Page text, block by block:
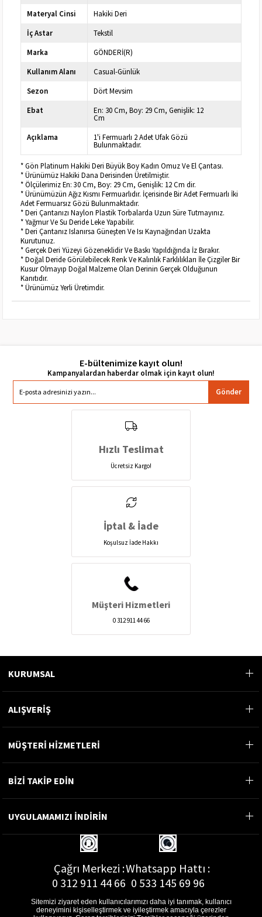
Materyal Cinsi
Hakiki Deri
İç Astar
Tekstil
Marka
GÖNDERİ(R)
Kullanım Alanı
Casual-Günlük
Sezon
Dört Mevsim
Ebat
En: 30 Cm, Boy: 29 Cm, Genişlik: 12
Cm
Açıklama
1'i Fermuarlı 2 Adet Ufak Gözü
Bulunmaktadır.
* Gön Platinum Hakiki Deri Büyük Boy Kadın Omuz Ve El Çantası.
* Ürünümüz Hakiki Dana Derisinden Üretilmiştir.
* Ölçülerimiz En: 30 Cm, Boy: 29 Cm, Genişlik: 12 Cm dir.
* Ürünümüzün Ağız Kısmı Fermuarlıdır. İçerisinde Bir Adet Fermuarlı İki
Adet Fermuarsız Gözü Bulunmaktadır.
* Deri Çantanızı Naylon Plastik Torbalarda Uzun Süre Tutmayınız.
* Yağmur Ve Su Deride Leke Yapabilir.
* Deri Çantanız Islanırsa Güneşten Ve Isı Kaynağından Uzakta
Kurutunuz.
* Gerçek Deri Yüzeyi Gözeneklidir Ve Baskı Yapıldığında İz Bırakır.
* Doğal Deride Görülebilecek Renk Ve Kalınlık Farklılıkları İle Çizgiler Bir
Kusur Olmayıp Doğal Malzeme Olan Derinin Gerçek Olduğunun
Kanıtıdır.
* Ürünümüz Yerli Üretimdir.
E-bültenimize kayıt olun!
Gönder
Hızlı Teslimat
Ücretsiz Kargo!
İptal & İade
Koşulsuz İade Hakkı
Müşteri Hizmetleri
0 312 911 44 66
KURUMSAL
ALIŞVERİŞ
MÜŞTERİ HİZMETLERİ
BİZİ TAKİP EDİN
UYGULAMAMIZI İNDİRİN
Çağrı Merkezi :
0 312 911 44 66
Whatsapp Hattı :
0 533 145 69 96
Sitemizi ziyaret eden kullanıcılarımızı daha iyi tanımak, kullanıcı
deneyimini kişiselleştirmek ve iyileştirmek amacıyla çerezler